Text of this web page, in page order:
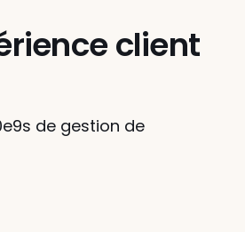
client
de gestion de